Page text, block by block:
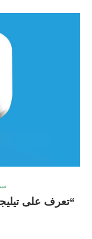
“تعرف على